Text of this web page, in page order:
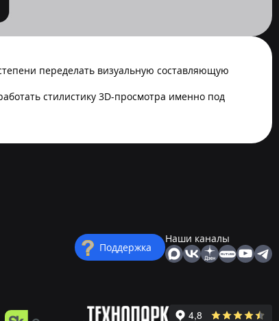
переделать визуальную составляющую
стилистику 3D-просмотра именно под
Поддержка
Наши каналы